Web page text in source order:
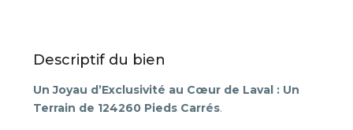
Descriptif du bien
Un Joyau d’Exclusivité au Cœur de Laval : Un
Terrain de 124260 Pieds Carrés.